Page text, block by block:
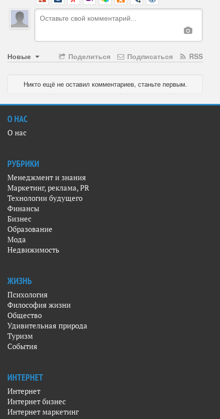
Новые RSS
Подписаться
Поделиться
Никто ещё не оставил комментариев, станьте первым.
О НАС
О нас
РУБРИКИ
Менеджмент и знания
Маркетинг, реклама, PR
Технологии будущего
Финансы
Бизнес
Образование
Мода
Недвижимость
ЖИЗНЬ
Психология
Философия жизни
Общество
Удивительная природа
Туризм
События
ИНТЕРНЕТ
Интернет
Интернет бизнес
Интернет маркетинг